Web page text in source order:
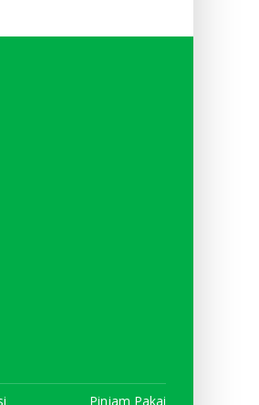
Pinjam Pakai